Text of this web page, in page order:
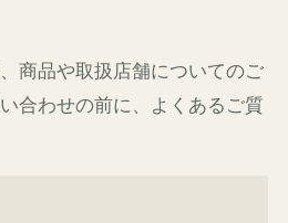
商品や取扱店舗についてのご
合わせの前に、よくあるご質